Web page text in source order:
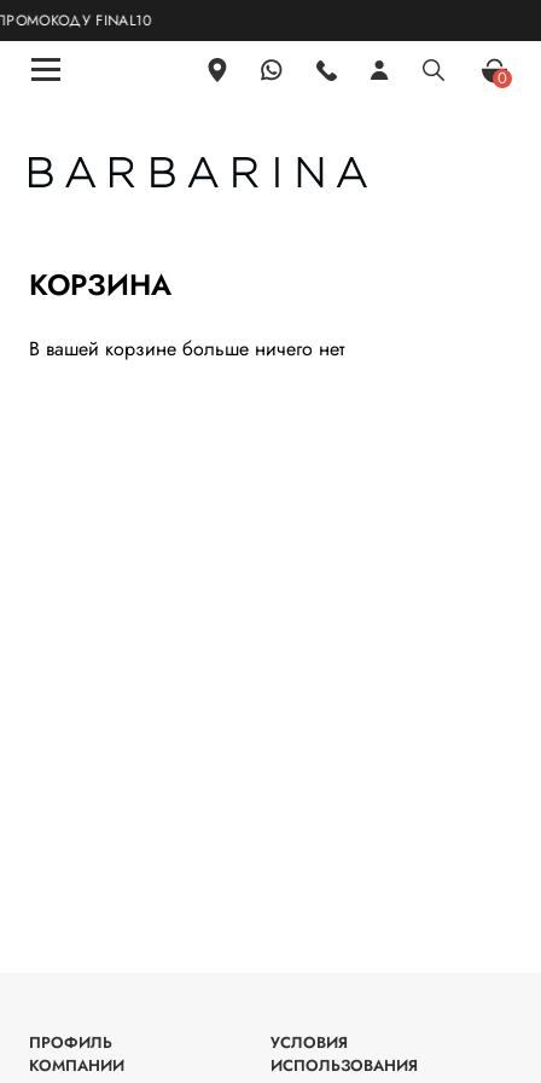
FINAL10
0
КОРЗИНА
В вашей корзине больше ничего нет
ПРОФИЛЬ
КОМПАНИИ
УСЛОВИЯ
ИСПОЛЬЗОВАНИЯ